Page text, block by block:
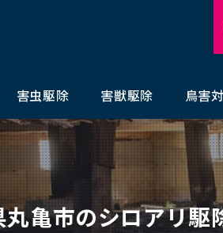
害虫駆除 害獣駆除 鳥害
丸亀市のシロアリ駆